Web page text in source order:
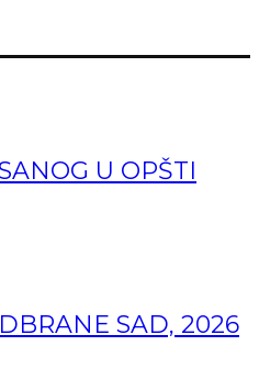
U OPŠTI
SAD, 2026